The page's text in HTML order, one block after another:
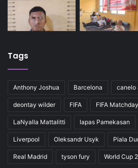
Tags
Anthony Joshua Barcelona canelo
deontay wilder FIFA FIFA Matchday
LaNyalla Mattalitti lapas Pamekasan
Liverpool Oleksandr Usyk Piala
Real Madrid tyson fury World Cup